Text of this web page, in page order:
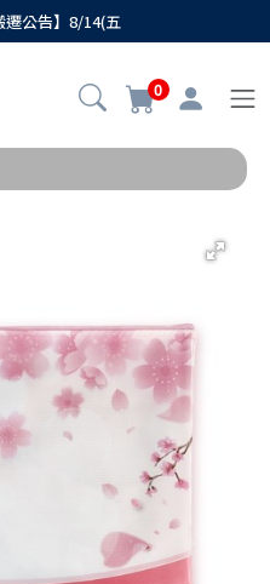
遷公告】8/14(五
0